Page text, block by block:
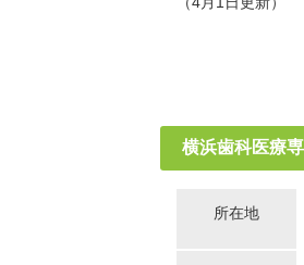
横浜歯科医療
所在地